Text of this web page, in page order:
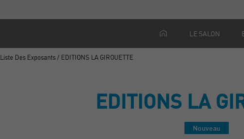
LE SALON
Liste Des Exposants / EDITIONS LA GIROUETTE
EDITIONS LA
Nouveau